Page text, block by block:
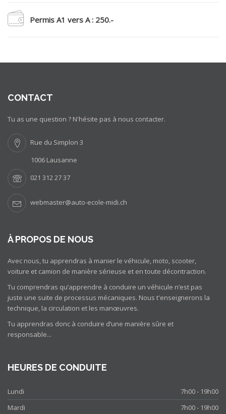
Permis A1 vers A : 250.-
CONTACT
Tu as une question ? N'hésite pas à nous contacter.
Rue du Simplon 3
1006 Lausanne
021 312 27 37
webmaster@auto-ecole-midi.ch
À PROPOS DE NOUS
Avec nous, tu apprendras à manier le véhicule, moto, scooter,
voiture et camion de manière sérieuse et en toute décontraction.
Tu comprendras qu’apprendre à conduire un véhicule n’est pas
juste une suite de processus mécaniques. Nous t'enseignerons la
technique, la circulation et les manœuvres.
Tu apprendras donc à conduire d’une manière sûre et
responsable...
HEURES DE CONDUITE
Lundi
7h00 - 19h00
Mardi
7h00 - 19h00